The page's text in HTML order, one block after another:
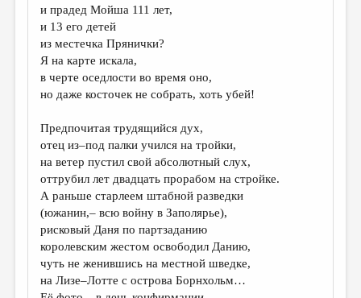
ПУБЛИЦИСТИКА
РЕЦЕНЗИРОВАНИЕ
ЦИКЛЫ ПУБЛИКАЦИЙ
ТРЕДИАКОВСКИЙ
МЕДИА
ВКОНТАКТЕ
и прадед Мойша 111 лет,
и 13 его детей
из местечка Прянички?
Я на карте искала,
в черте оседлости во время оно,
но даже косточек не собрать, хоть убей!
Предпочитая трудящийся дух,
отец из–под палки учился на тройки,
на ветер пустил свой абсолютный слух,
оттрубил лет двадцать прорабом на стройке.
А раньше старлеем штабной разведки
(южанин,– всю войну в Заполярье),
рисковый Даня по партзаданию
королевским жестом освободил Данию,
чуть не женившись на местной шведке,
на Лизе–Лотте с острова Борнхольм…